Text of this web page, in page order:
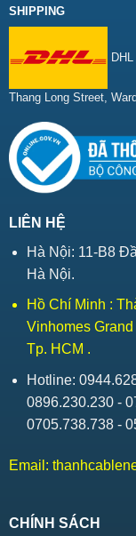
SHIPPING
Thang Long Street,
LIÊN HỆ
Hà Nội: 11-B8
Hà Nội.
Hồ Chí Minh :
Vinhomes
Tp. HCM .
Hotline:
0896.230.230 -
0705.738.738 -
Email:
CHÍNH SÁCH